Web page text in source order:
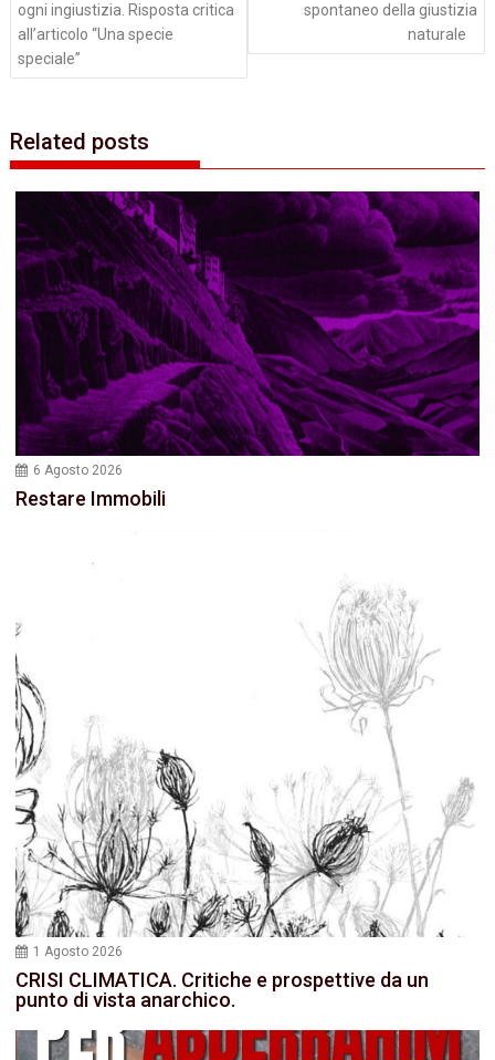
ogni ingiustizia. Risposta critica
all’articolo “Una specie
speciale”
spontaneo della giustizia
naturale
Related posts
6 Agosto 2026
Restare Immobili
1 Agosto 2026
CRISI CLIMATICA. Critiche e prospettive da un
punto di vista anarchico.